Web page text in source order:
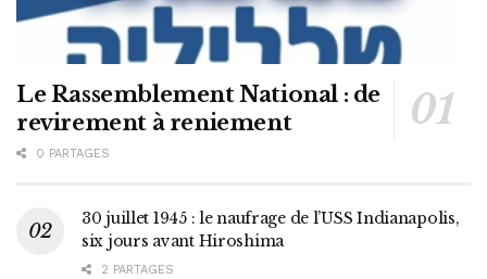
Le Rassemblement National : de
revirement à reniement
0 PARTAGES
30 juillet 1945 : le naufrage de l’USS Indianapolis,
six jours avant Hiroshima
2 PARTAGES